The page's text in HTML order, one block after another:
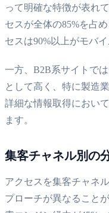
って明確な特徴が表れ
セスが全体の85%を占
セスは90%以上がモバ
一方、B2B系サイトで
として高く、特に製造
詳細な情報取得におい
ます。
集客チャネル別の
アクセスを集客チャネ
プローチが異なること